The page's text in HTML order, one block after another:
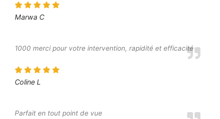
Marwa C
1000 merci pour votre intervention, rapidité et efficacité
Coline L
Parfait en tout point de vue